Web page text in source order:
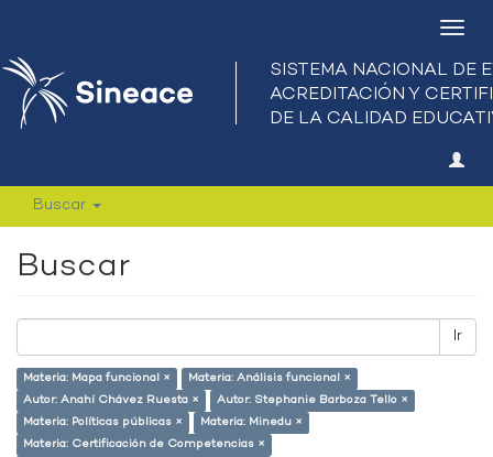
Buscar
Buscar
Ir
Materia: Mapa funcional ×
Materia: Análisis funcional ×
Autor: Anahí Chávez Ruesta ×
Autor: Stephanie Barboza Tello ×
Materia: Políticas públicas ×
Materia: Minedu ×
Materia: Certificación de Competencias ×